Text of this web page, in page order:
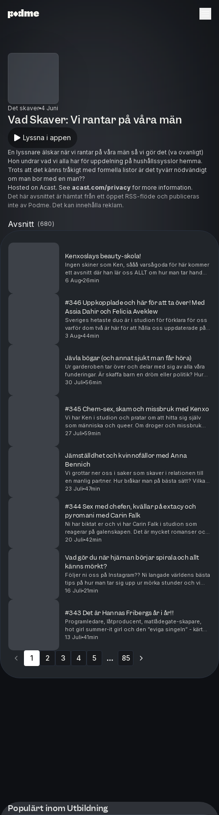
Det skaver 4 Juni
Vad Skaver: Vi rantar på våra män
Lyssna i appen
En lyssnare älskar när vi rantar på våra män så vi gör det (va ovanligt)
Hon undrar vad vi alla har för uppdelning på hushållssysslor hemma.
Trots att det känns tråkigt med formella listor är det tyvärr nödvändigt
om man bor med en man??
Hosted on Acast. See acast.com/privacy for more information.
Det här avsnittet är hämtat från ett öppet RSS-flöde och publiceras
inte av Podme. Det kan innehålla reklam.
Avsnitt (680)
Kenxoslays beauty-skola!
Ingen skiner som Ken, sååå varsågoda för här kommer
ett avsnitt där han lär oss ALLT om hur man tar hand
om sitt yttre. Glow utlovas! ✨ Hosted on Acast. See
6 Aug 26min
#346 Uppkopplade och här för att ta över! Med
Assia Dahir och Felicia Aveklew
Sveriges hetaste duo är i studion för förklara för oss
varför dom två är här för att hålla oss uppdaterade på
allt som vi inte visste att vi behövde veta! Det blir
3 Aug 44min
Jävla bögar (och annat sjukt man får höra)
Ur garderoben tar över och delar med sig av alla våra
funderingar. Är skaffa barn en dröm eller politik? Hur
känns det att komma ut ur garderoben? Vad skäms ni
30 Juli 56min
#345 Chem-sex, skam och missbruk med Kenxo
Vi har Ken i studion och pratar om att hitta sig själv
som människa och queer. Om droger och missbruk
och om orgies och minnesluckor. Att komma ut i en
27 Juli 59min
Jämställdhet och kvinnofällor med Anna
Bennich
Vi grottar ner oss i saker som skaver i relationen till
en manlig partner. Hur bråkar man på bästa sätt? Vilka
kvinnofällor är vanligast och går det egentligen att få
23 Juli 47min
#344 Sex med chefen, kvällar på extacy och
pyromani med Carin Falk
Ni har biktat er och vi har Carin Falk i studion som
reagerar på galenskapen. Det är mycket romanser och
onani på jobbet. Ni smyger runt med era ex, råkar
20 Juli 42min
Vad gör du när hjärnan börjar spirala och allt
känns mörkt?
Följer ni oss på Instagram?? Ni langade världens bästa
tips på hur man tar sig upp ur mörka stunder och vi
ville dela det i podden ❤️ Hosted on Acast. See
16 Juli 21min
#343 Det är Hannas Fribergs år i år!!
Programledare, låtproducent, matlådegate-skapare,
hot girl summer-it girl och den ”eviga singeln” - kärt
barn har många namn. En sak är säker i allafall och det
13 Juli 41min
1 2 3 4 5 85
Populärt inom Utbildning